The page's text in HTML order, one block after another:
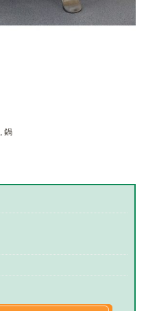
鍋